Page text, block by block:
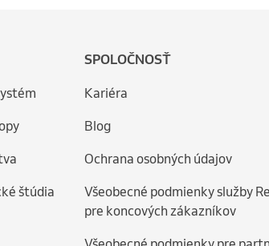
štúdia
SPOLOČNOSŤ
Kariéra
Blog
Ochrana osobných údajov
Všeobecné podmienky služby
pre koncových zákazníkov